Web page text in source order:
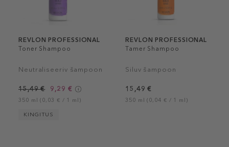
REVLON PROFESSIONAL
Toner Shampoo
Neutraliseeriv šampoon
15,49 € 9,29 €
350 ml (0,03 € / 1 ml)
KINGITUS
REVLON PROFESSIONAL
Tamer Shampoo
Siluv šampoon
15,49 €
350 ml (0,04 € / 1 ml)